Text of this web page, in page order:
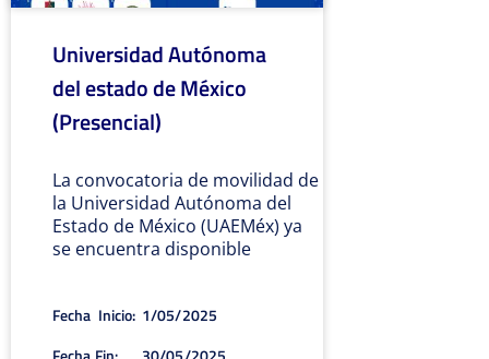
Universidad Autónoma
del estado de México
(Presencial)
La convocatoria de movilidad de
la Universidad Autónoma del
Estado de México (UAEMéx) ya
se encuentra disponible
Fecha Inicio: 1/05/2025